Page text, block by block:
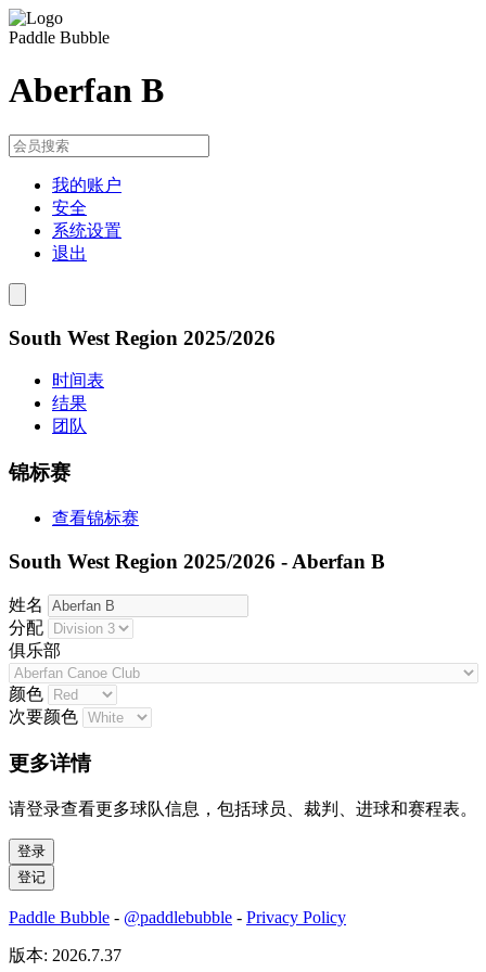
Paddle Bubble
Aberfan B
我的账户
安全
系统设置
退出
South West Region 2025/2026
时间表
结果
团队
锦标赛
查看锦标赛
South West Region 2025/2026 - Aberfan B
姓名
分配
俱乐部
颜色
次要颜色
更多详情
请登录查看更多球队信息，包括球员、裁判、进球和赛程表。
Paddle Bubble - @paddlebubble - Privacy Policy
版本: 2026.7.37